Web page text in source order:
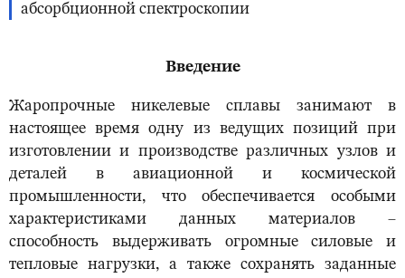
абсорбционной спектроскопии
Введение
Жаропрочные никелевые сплавы занимают в
настоящее время одну из ведущих позиций при
изготовлении и производстве различных узлов и
деталей в авиационной и космической
промышленности, что обеспечивается особыми
характеристиками данных материалов –
способность выдерживать огромные силовые и
тепловые нагрузки, а также сохранять заданные